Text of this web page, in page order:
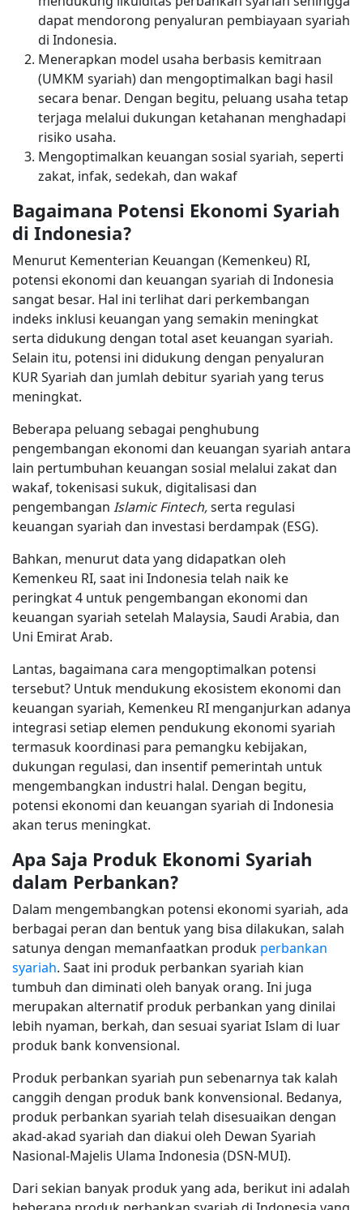
dapat mendorong penyaluran pembiayaan syariah
di Indonesia.
Menerapkan model usaha berbasis kemitraan
(UMKM syariah) dan mengoptimalkan bagi hasil
secara benar. Dengan begitu, peluang usaha tetap
terjaga melalui dukungan ketahanan menghadapi
risiko usaha.
Mengoptimalkan keuangan sosial syariah, seperti
zakat, infak, sedekah, dan wakaf
Bagaimana Potensi Ekonomi Syariah
di Indonesia?
Menurut Kementerian Keuangan (Kemenkeu) RI,
potensi ekonomi dan keuangan syariah di Indonesia
sangat besar. Hal ini terlihat dari perkembangan
indeks inklusi keuangan yang semakin meningkat
serta didukung dengan total aset keuangan syariah.
Selain itu, potensi ini didukung dengan penyaluran
KUR Syariah dan jumlah debitur syariah yang terus
meningkat.
Beberapa peluang sebagai penghubung
pengembangan ekonomi dan keuangan syariah antara
lain pertumbuhan keuangan sosial melalui zakat dan
wakaf, tokenisasi sukuk, digitalisasi dan
pengembangan Islamic Fintech,serta regulasi
keuangan syariah dan investasi berdampak (ESG).
Bahkan, menurut data yang didapatkan oleh
Kemenkeu RI, saat ini Indonesia telah naik ke
peringkat 4 untuk pengembangan ekonomi dan
keuangan syariah setelah Malaysia, Saudi Arabia, dan
Uni Emirat Arab.
Lantas, bagaimana cara mengoptimalkan potensi
tersebut? Untuk mendukung ekosistem ekonomi dan
keuangan syariah, Kemenkeu RI menganjurkan adanya
integrasi setiap elemen pendukung ekonomi syariah
termasuk koordinasi para pemangku kebijakan,
dukungan regulasi, dan insentif pemerintah untuk
mengembangkan industri halal. Dengan begitu,
potensi ekonomi dan keuangan syariah di Indonesia
akan terus meningkat.
Apa Saja Produk Ekonomi Syariah
dalam Perbankan?
Dalam mengembangkan potensi ekonomi syariah, ada
berbagai peran dan bentuk yang bisa dilakukan, salah
satunya dengan memanfaatkan produk perbankan
syariah. Saat ini produk perbankan syariah kian
tumbuh dan diminati oleh banyak orang. Ini juga
merupakan alternatif produk perbankan yang dinilai
lebih nyaman, berkah, dan sesuai syariat Islam di luar
produk bank konvensional.
Produk perbankan syariah pun sebenarnya tak kalah
canggih dengan produk bank konvensional. Bedanya,
produk perbankan syariah telah disesuaikan dengan
akad-akad syariah dan diakui oleh Dewan Syariah
Nasional-Majelis Ulama Indonesia (DSN-MUI).
Dari sekian banyak produk yang ada, berikut ini adalah